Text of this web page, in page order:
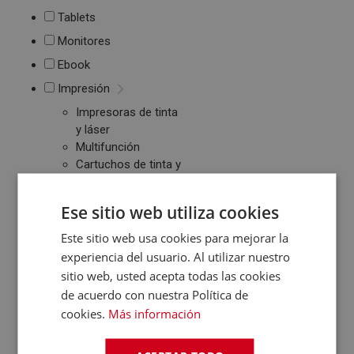
Tablets
Monitores
Ebook
Impresión
Impresoras de tinta
y láser
Multifunción
Cartuchos de tinta y
Ratones
Teclados
WebCams y
Micrófonos
Almacenamiento
Pendrive y Tarjetas
Discos duros
Ese sitio web utiliza cookies
Este sitio web usa cookies para mejorar la
experiencia del usuario. Al utilizar nuestro
sitio web, usted acepta todas las cookies
de acuerdo con nuestra Política de
cookies. Más información